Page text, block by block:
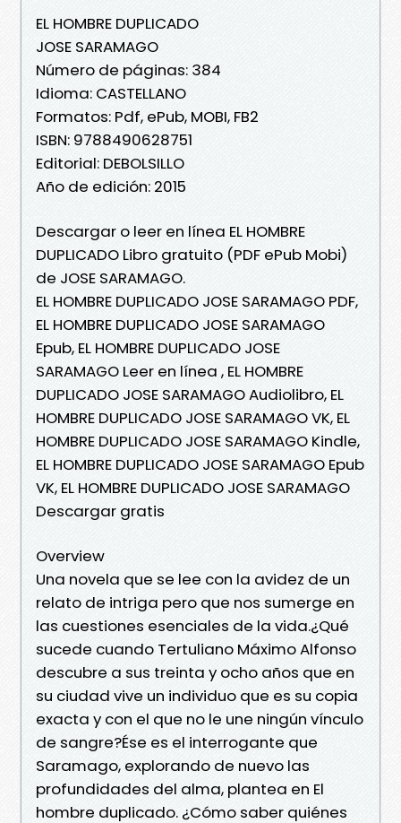
EL HOMBRE DUPLICADO
JOSE SARAMAGO
Número de páginas: 384
Idioma: CASTELLANO
Formatos: Pdf, ePub, MOBI, FB2
ISBN: 9788490628751
Editorial: DEBOLSILLO
Año de edición: 2015
Descargar o leer en línea EL HOMBRE
DUPLICADO Libro gratuito (PDF ePub Mobi)
de JOSE SARAMAGO.
EL HOMBRE DUPLICADO JOSE SARAMAGO PDF,
EL HOMBRE DUPLICADO JOSE SARAMAGO
Epub, EL HOMBRE DUPLICADO JOSE
SARAMAGO Leer en línea , EL HOMBRE
DUPLICADO JOSE SARAMAGO Audiolibro, EL
HOMBRE DUPLICADO JOSE SARAMAGO VK, EL
HOMBRE DUPLICADO JOSE SARAMAGO Kindle,
EL HOMBRE DUPLICADO JOSE SARAMAGO Epub
VK, EL HOMBRE DUPLICADO JOSE SARAMAGO
Descargar gratis
Overview
Una novela que se lee con la avidez de un
relato de intriga pero que nos sumerge en
las cuestiones esenciales de la vida.¿Qué
sucede cuando Tertuliano Máximo Alfonso
descubre a sus treinta y ocho años que en
su ciudad vive un individuo que es su copia
exacta y con el que no le une ningún vínculo
de sangre?Ése es el interrogante que
Saramago, explorando de nuevo las
profundidades del alma, plantea en El
hombre duplicado. ¿Cómo saber quiénes